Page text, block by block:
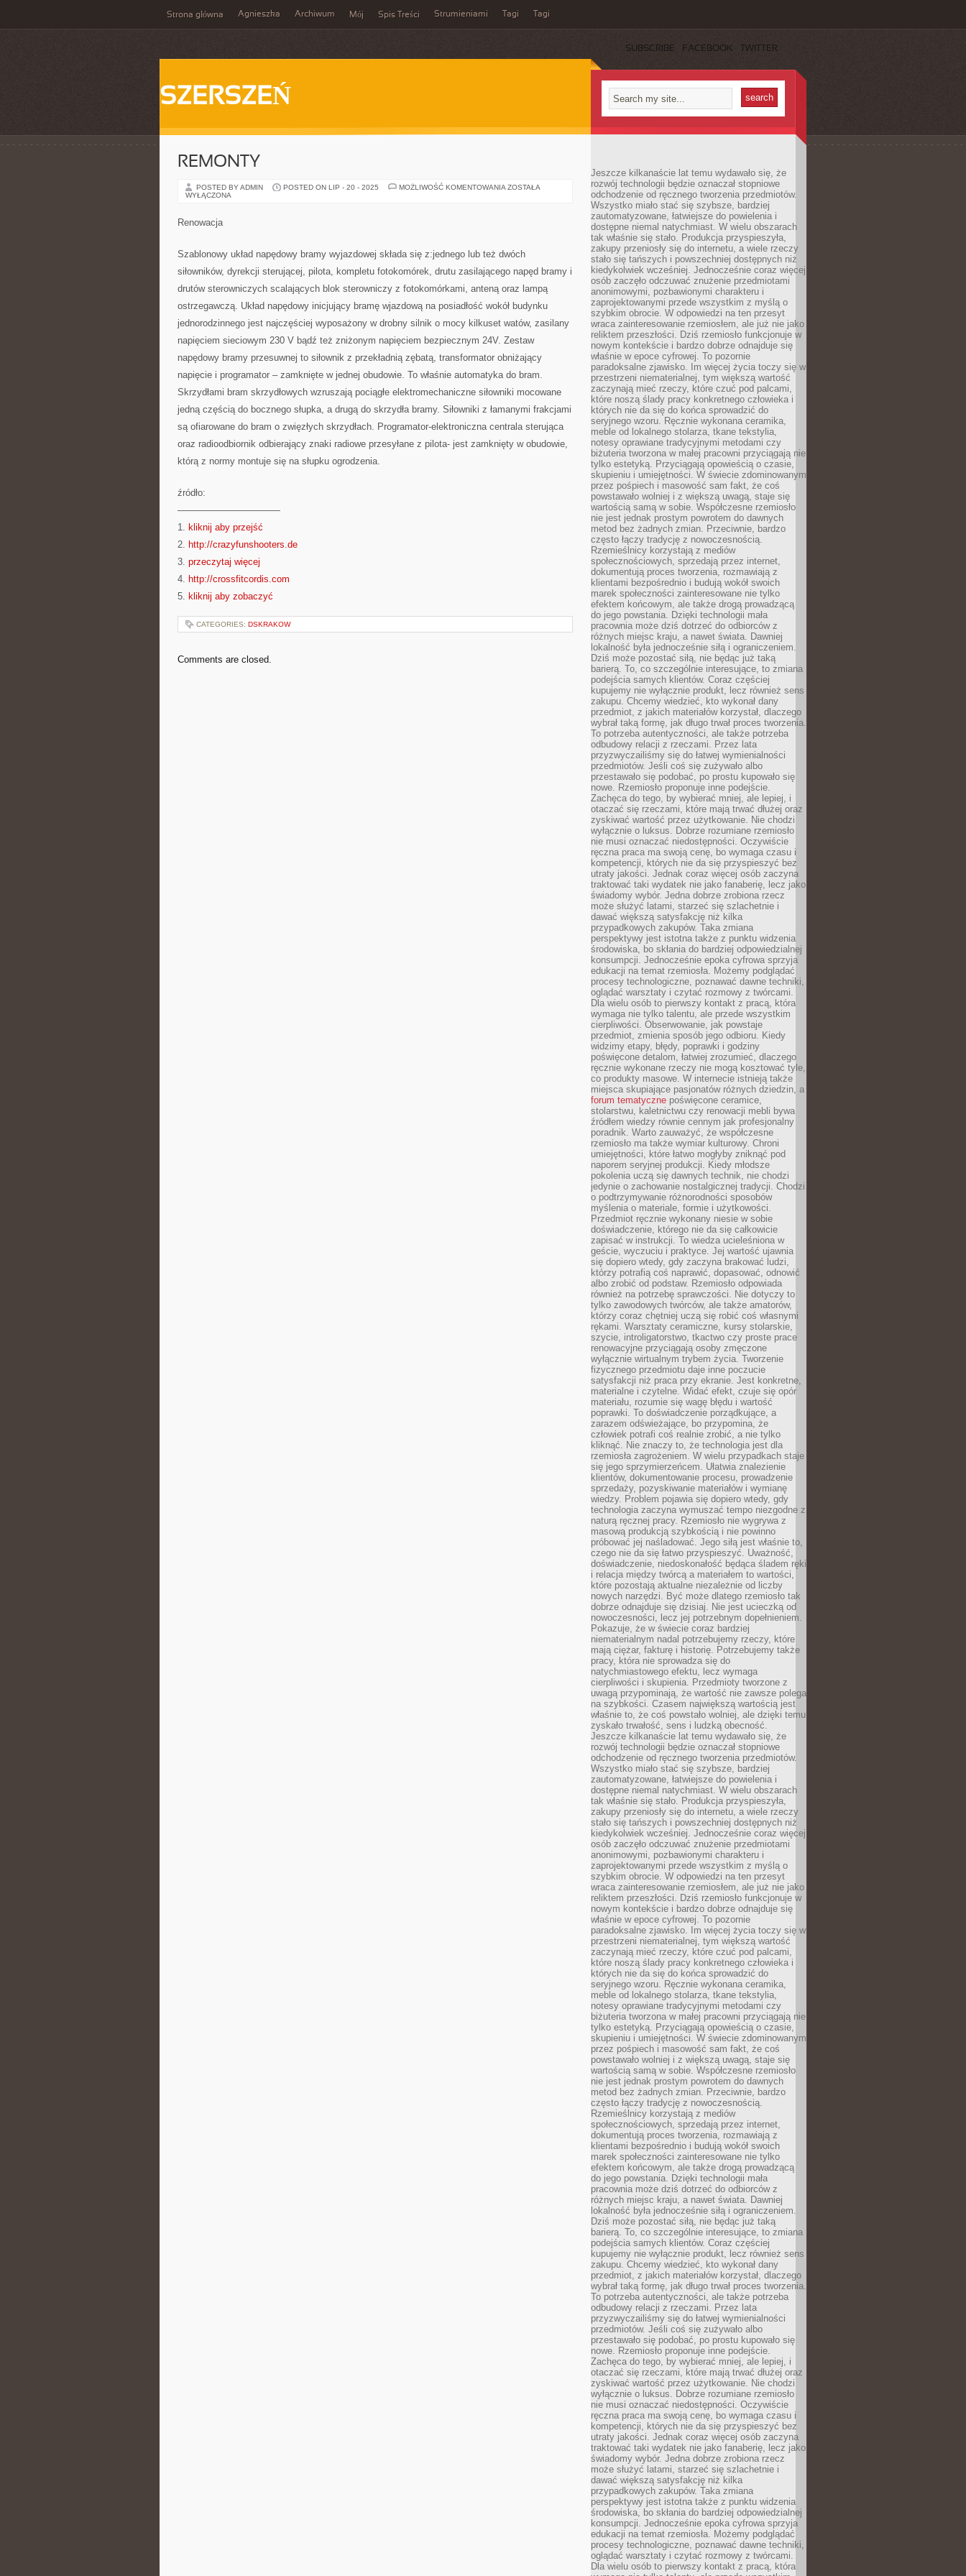
Strona główna Agnieszka Archiwum Mój Spis Treści Strumieniami Tagi Tagi
SUBSCRIBE FACEBOOK TWITTER
SZERSZEŃ
REMONTY
POSTED BY ADMIN POSTED ON LIP - 20 - 2025 MOŻLIWOŚĆ KOMENTOWANIA REMONTY
ZOSTAŁA
WYŁĄCZONA
Renowacja
Szablonowy układ napędowy bramy wyjazdowej składa się z:jednego lub też dwóch
siłowników, dyrekcji sterującej, pilota, kompletu fotokomórek, drutu zasilającego napęd bramy i
drutów sterowniczych scalających blok sterowniczy z fotokomórkami, anteną oraz lampą
ostrzegawczą. Układ napędowy inicjujący bramę wjazdową na posiadłość wokół budynku
jednorodzinnego jest najczęściej wyposażony w drobny silnik o mocy kilkuset watów, zasilany
napięciem sieciowym 230 V bądź też zniżonym napięciem bezpiecznym 24V. Zestaw
napędowy bramy przesuwnej to siłownik z przekładnią zębatą, transformator obniżający
napięcie i programator – zamknięte w jednej obudowie. To właśnie automatyka do bram.
Skrzydłami bram skrzydłowych wzruszają pociągłe elektromechaniczne siłowniki mocowane
jedną częścią do bocznego słupka, a drugą do skrzydła bramy. Siłowniki z łamanymi frakcjami
są ofiarowane do bram o zwięzłych skrzydłach. Programator-elektroniczna centrala sterująca
oraz radioodbiornik odbierający znaki radiowe przesyłane z pilota- jest zamknięty w obudowie,
którą z normy montuje się na słupku ogrodzenia.
źródło:
———————————
1. kliknij aby przejść
2. http://crazyfunshooters.de
3. przeczytaj więcej
4. http://crossfitcordis.com
5. kliknij aby zobaczyć
CATEGORIES: DSKRAKOW
Comments are closed.
Jeszcze kilkanaście lat temu wydawało się, że
rozwój technologii będzie oznaczał stopniowe
odchodzenie od ręcznego tworzenia przedmiotów.
Wszystko miało stać się szybsze, bardziej
zautomatyzowane, łatwiejsze do powielenia i
dostępne niemal natychmiast. W wielu obszarach
tak właśnie się stało. Produkcja przyspieszyła,
zakupy przeniosły się do internetu, a wiele rzeczy
stało się tańszych i powszechniej dostępnych niż
kiedykolwiek wcześniej. Jednocześnie coraz więcej
osób zaczęło odczuwać znużenie przedmiotami
anonimowymi, pozbawionymi charakteru i
zaprojektowanymi przede wszystkim z myślą o
szybkim obrocie. W odpowiedzi na ten przesyt
wraca zainteresowanie rzemiosłem, ale już nie jako
reliktem przeszłości. Dziś rzemiosło funkcjonuje w
nowym kontekście i bardzo dobrze odnajduje się
właśnie w epoce cyfrowej. To pozornie
paradoksalne zjawisko. Im więcej życia toczy się w
przestrzeni niematerialnej, tym większą wartość
zaczynają mieć rzeczy, które czuć pod palcami,
które noszą ślady pracy konkretnego człowieka i
których nie da się do końca sprowadzić do
seryjnego wzoru. Ręcznie wykonana ceramika,
meble od lokalnego stolarza, tkane tekstylia,
notesy oprawiane tradycyjnymi metodami czy
biżuteria tworzona w małej pracowni przyciągają nie
tylko estetyką. Przyciągają opowieścią o czasie,
skupieniu i umiejętności. W świecie zdominowanym
przez pośpiech i masowość sam fakt, że coś
powstawało wolniej i z większą uwagą, staje się
wartością samą w sobie. Współczesne rzemiosło
nie jest jednak prostym powrotem do dawnych
metod bez żadnych zmian. Przeciwnie, bardzo
często łączy tradycję z nowoczesnością.
Rzemieślnicy korzystają z mediów
społecznościowych, sprzedają przez internet,
dokumentują proces tworzenia, rozmawiają z
klientami bezpośrednio i budują wokół swoich
marek społeczności zainteresowane nie tylko
efektem końcowym, ale także drogą prowadzącą
do jego powstania. Dzięki technologii mała
pracownia może dziś dotrzeć do odbiorców z
różnych miejsc kraju, a nawet świata. Dawniej
lokalność była jednocześnie siłą i ograniczeniem.
Dziś może pozostać siłą, nie będąc już taką
barierą. To, co szczególnie interesujące, to zmiana
podejścia samych klientów. Coraz częściej
kupujemy nie wyłącznie produkt, lecz również sens
zakupu. Chcemy wiedzieć, kto wykonał dany
przedmiot, z jakich materiałów korzystał, dlaczego
wybrał taką formę, jak długo trwał proces tworzenia.
To potrzeba autentyczności, ale także potrzeba
odbudowy relacji z rzeczami. Przez lata
przyzwyczailiśmy się do łatwej wymienialności
przedmiotów. Jeśli coś się zużywało albo
przestawało się podobać, po prostu kupowało się
nowe. Rzemiosło proponuje inne podejście.
Zachęca do tego, by wybierać mniej, ale lepiej, i
otaczać się rzeczami, które mają trwać dłużej oraz
zyskiwać wartość przez użytkowanie. Nie chodzi
wyłącznie o luksus. Dobrze rozumiane rzemiosło
nie musi oznaczać niedostępności. Oczywiście
ręczna praca ma swoją cenę, bo wymaga czasu i
kompetencji, których nie da się przyspieszyć bez
utraty jakości. Jednak coraz więcej osób zaczyna
traktować taki wydatek nie jako fanaberię, lecz jako
świadomy wybór. Jedna dobrze zrobiona rzecz
może służyć latami, starzeć się szlachetnie i
dawać większą satysfakcję niż kilka
przypadkowych zakupów. Taka zmiana
perspektywy jest istotna także z punktu widzenia
środowiska, bo skłania do bardziej odpowiedzialnej
konsumpcji. Jednocześnie epoka cyfrowa sprzyja
edukacji na temat rzemiosła. Możemy podglądać
procesy technologiczne, poznawać dawne techniki,
oglądać warsztaty i czytać rozmowy z twórcami.
Dla wielu osób to pierwszy kontakt z pracą, która
wymaga nie tylko talentu, ale przede wszystkim
cierpliwości. Obserwowanie, jak powstaje
przedmiot, zmienia sposób jego odbioru. Kiedy
widzimy etapy, błędy, poprawki i godziny
poświęcone detalom, łatwiej zrozumieć, dlaczego
ręcznie wykonane rzeczy nie mogą kosztować tyle,
co produkty masowe. W internecie istnieją także
miejsca skupiające pasjonatów różnych dziedzin, a
forum tematyczne poświęcone ceramice,
stolarstwu, kaletnictwu czy renowacji mebli bywa
źródłem wiedzy równie cennym jak profesjonalny
poradnik. Warto zauważyć, że współczesne
rzemiosło ma także wymiar kulturowy. Chroni
umiejętności, które łatwo mogłyby zniknąć pod
naporem seryjnej produkcji. Kiedy młodsze
pokolenia uczą się dawnych technik, nie chodzi
jedynie o zachowanie nostalgicznej tradycji. Chodzi
o podtrzymywanie różnorodności sposobów
myślenia o materiale, formie i użytkowości.
Przedmiot ręcznie wykonany niesie w sobie
doświadczenie, którego nie da się całkowicie
zapisać w instrukcji. To wiedza ucieleśniona w
geście, wyczuciu i praktyce. Jej wartość ujawnia
się dopiero wtedy, gdy zaczyna brakować ludzi,
którzy potrafią coś naprawić, dopasować, odnowić
albo zrobić od podstaw. Rzemiosło odpowiada
również na potrzebę sprawczości. Nie dotyczy to
tylko zawodowych twórców, ale także amatorów,
którzy coraz chętniej uczą się robić coś własnymi
rękami. Warsztaty ceramiczne, kursy stolarskie,
szycie, introligatorstwo, tkactwo czy proste prace
renowacyjne przyciągają osoby zmęczone
wyłącznie wirtualnym trybem życia. Tworzenie
fizycznego przedmiotu daje inne poczucie
satysfakcji niż praca przy ekranie. Jest konkretne,
materialne i czytelne. Widać efekt, czuje się opór
materiału, rozumie się wagę błędu i wartość
poprawki. To doświadczenie porządkujące, a
zarazem odświeżające, bo przypomina, że
człowiek potrafi coś realnie zrobić, a nie tylko
kliknąć. Nie znaczy to, że technologia jest dla
rzemiosła zagrożeniem. W wielu przypadkach staje
się jego sprzymierzeńcem. Ułatwia znalezienie
klientów, dokumentowanie procesu, prowadzenie
sprzedaży, pozyskiwanie materiałów i wymianę
wiedzy. Problem pojawia się dopiero wtedy, gdy
technologia zaczyna wymuszać tempo niezgodne z
naturą ręcznej pracy. Rzemiosło nie wygrywa z
masową produkcją szybkością i nie powinno
próbować jej naśladować. Jego siłą jest właśnie to,
czego nie da się łatwo przyspieszyć. Uważność,
doświadczenie, niedoskonałość będąca śladem ręki
i relacja między twórcą a materiałem to wartości,
które pozostają aktualne niezależnie od liczby
nowych narzędzi. Być może dlatego rzemiosło tak
dobrze odnajduje się dzisiaj. Nie jest ucieczką od
nowoczesności, lecz jej potrzebnym dopełnieniem.
Pokazuje, że w świecie coraz bardziej
niematerialnym nadal potrzebujemy rzeczy, które
mają ciężar, fakturę i historię. Potrzebujemy także
pracy, która nie sprowadza się do
natychmiastowego efektu, lecz wymaga
cierpliwości i skupienia. Przedmioty tworzone z
uwagą przypominają, że wartość nie zawsze polega
na szybkości. Czasem największą wartością jest
właśnie to, że coś powstało wolniej, ale dzięki temu
zyskało trwałość, sens i ludzką obecność.
Jeszcze kilkanaście lat temu wydawało się, że
rozwój technologii będzie oznaczał stopniowe
odchodzenie od ręcznego tworzenia przedmiotów.
Wszystko miało stać się szybsze, bardziej
zautomatyzowane, łatwiejsze do powielenia i
dostępne niemal natychmiast. W wielu obszarach
tak właśnie się stało. Produkcja przyspieszyła,
zakupy przeniosły się do internetu, a wiele rzeczy
stało się tańszych i powszechniej dostępnych niż
kiedykolwiek wcześniej. Jednocześnie coraz więcej
osób zaczęło odczuwać znużenie przedmiotami
anonimowymi, pozbawionymi charakteru i
zaprojektowanymi przede wszystkim z myślą o
szybkim obrocie. W odpowiedzi na ten przesyt
wraca zainteresowanie rzemiosłem, ale już nie jako
reliktem przeszłości. Dziś rzemiosło funkcjonuje w
nowym kontekście i bardzo dobrze odnajduje się
właśnie w epoce cyfrowej. To pozornie
paradoksalne zjawisko. Im więcej życia toczy się w
przestrzeni niematerialnej, tym większą wartość
zaczynają mieć rzeczy, które czuć pod palcami,
które noszą ślady pracy konkretnego człowieka i
których nie da się do końca sprowadzić do
seryjnego wzoru. Ręcznie wykonana ceramika,
meble od lokalnego stolarza, tkane tekstylia,
notesy oprawiane tradycyjnymi metodami czy
biżuteria tworzona w małej pracowni przyciągają nie
tylko estetyką. Przyciągają opowieścią o czasie,
skupieniu i umiejętności. W świecie zdominowanym
przez pośpiech i masowość sam fakt, że coś
powstawało wolniej i z większą uwagą, staje się
wartością samą w sobie. Współczesne rzemiosło
nie jest jednak prostym powrotem do dawnych
metod bez żadnych zmian. Przeciwnie, bardzo
często łączy tradycję z nowoczesnością.
Rzemieślnicy korzystają z mediów
społecznościowych, sprzedają przez internet,
dokumentują proces tworzenia, rozmawiają z
klientami bezpośrednio i budują wokół swoich
marek społeczności zainteresowane nie tylko
efektem końcowym, ale także drogą prowadzącą
do jego powstania. Dzięki technologii mała
pracownia może dziś dotrzeć do odbiorców z
różnych miejsc kraju, a nawet świata. Dawniej
lokalność była jednocześnie siłą i ograniczeniem.
Dziś może pozostać siłą, nie będąc już taką
barierą. To, co szczególnie interesujące, to zmiana
podejścia samych klientów. Coraz częściej
kupujemy nie wyłącznie produkt, lecz również sens
zakupu. Chcemy wiedzieć, kto wykonał dany
przedmiot, z jakich materiałów korzystał, dlaczego
wybrał taką formę, jak długo trwał proces tworzenia.
To potrzeba autentyczności, ale także potrzeba
odbudowy relacji z rzeczami. Przez lata
przyzwyczailiśmy się do łatwej wymienialności
przedmiotów. Jeśli coś się zużywało albo
przestawało się podobać, po prostu kupowało się
nowe. Rzemiosło proponuje inne podejście.
Zachęca do tego, by wybierać mniej, ale lepiej, i
otaczać się rzeczami, które mają trwać dłużej oraz
zyskiwać wartość przez użytkowanie. Nie chodzi
wyłącznie o luksus. Dobrze rozumiane rzemiosło
nie musi oznaczać niedostępności. Oczywiście
ręczna praca ma swoją cenę, bo wymaga czasu i
kompetencji, których nie da się przyspieszyć bez
utraty jakości. Jednak coraz więcej osób zaczyna
traktować taki wydatek nie jako fanaberię, lecz jako
świadomy wybór. Jedna dobrze zrobiona rzecz
może służyć latami, starzeć się szlachetnie i
dawać większą satysfakcję niż kilka
przypadkowych zakupów. Taka zmiana
perspektywy jest istotna także z punktu widzenia
środowiska, bo skłania do bardziej odpowiedzialnej
konsumpcji. Jednocześnie epoka cyfrowa sprzyja
edukacji na temat rzemiosła. Możemy podglądać
procesy technologiczne, poznawać dawne techniki,
oglądać warsztaty i czytać rozmowy z twórcami.
Dla wielu osób to pierwszy kontakt z pracą, która